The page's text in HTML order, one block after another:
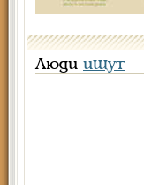
Люди ищут